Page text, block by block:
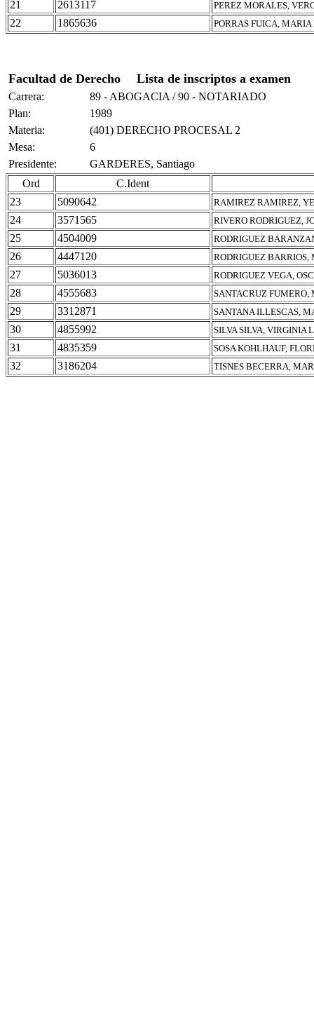
21 2613117 PEREZ MORALES,
22 1865636 PORRAS FUICA,
Facultad de Derecho Lista de inscriptos a examen
Carrera:
89 - ABOGACIA / 90 - NOTARIADO
Plan:
1989
Materia:
(401) DERECHO PROCESAL 2
Mesa:
6
Presidente:
GARDERES, Santiago
Ord
C.Ident
23
5090642 RAMIREZ RAMIREZ,
24 3571565 RIVERO RODRIGUEZ,
25 4504009 RODRIGUEZ
26 4447120 RODRIGUEZ BARRIOS,
27 5036013 RODRIGUEZ VEGA,
28 4555683 SANTACRUZ
29 3312871 SANTANA ILLESCAS,
30 4855992 SILVA SILVA, VIRGINIA
31 4835359 SOSA KOHLHAUF,
32 3186204 TISNES BECERRA,